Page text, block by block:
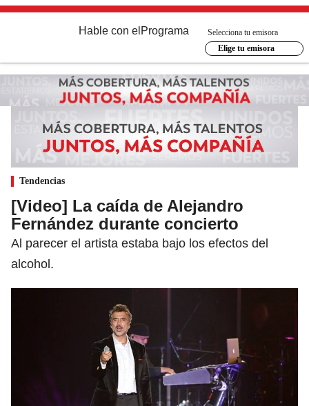
Hable con el Programa
Selecciona tu emisora
Elige tu emisora
Tendencias
[Video] La caída de Alejandro
Fernández durante concierto
Al parecer el artista estaba bajo los efectos del
alcohol.